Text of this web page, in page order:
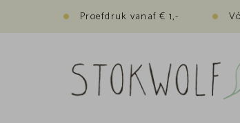
Proefdruk vanaf € 1,-